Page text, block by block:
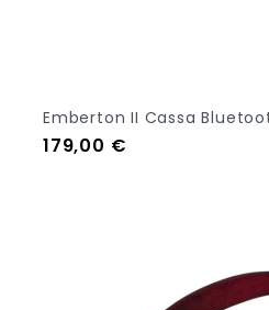
Emberton II Cassa
Prezzo
179,00 €